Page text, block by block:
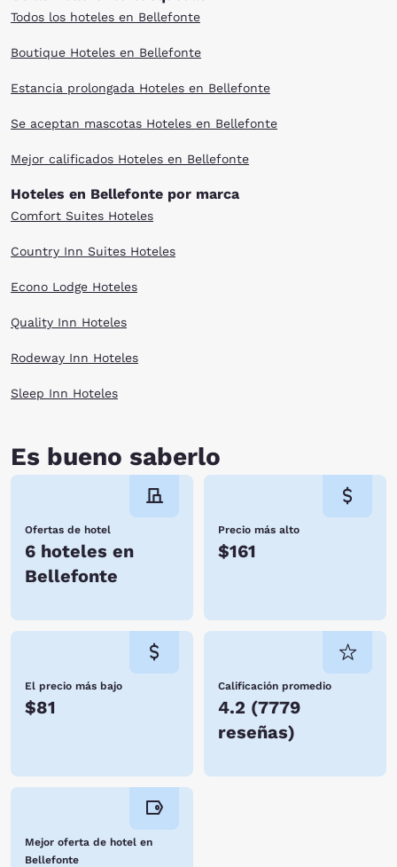
Todos los hoteles en Bellefonte
Boutique Hoteles en Bellefonte
Estancia prolongada Hoteles en Bellefonte
Se aceptan mascotas Hoteles en Bellefonte
Mejor calificados Hoteles en Bellefonte
Hoteles en Bellefonte por marca
Comfort Suites Hoteles
Country Inn Suites Hoteles
Econo Lodge Hoteles
Quality Inn Hoteles
Rodeway Inn Hoteles
Sleep Inn Hoteles
Es bueno saberlo
Ofertas de hotel
6 hoteles en
Bellefonte
Precio más alto
$161
El precio más bajo
$81
Calificación promedio
4.2 (7779
reseñas)
Mejor oferta de hotel en
Bellefonte